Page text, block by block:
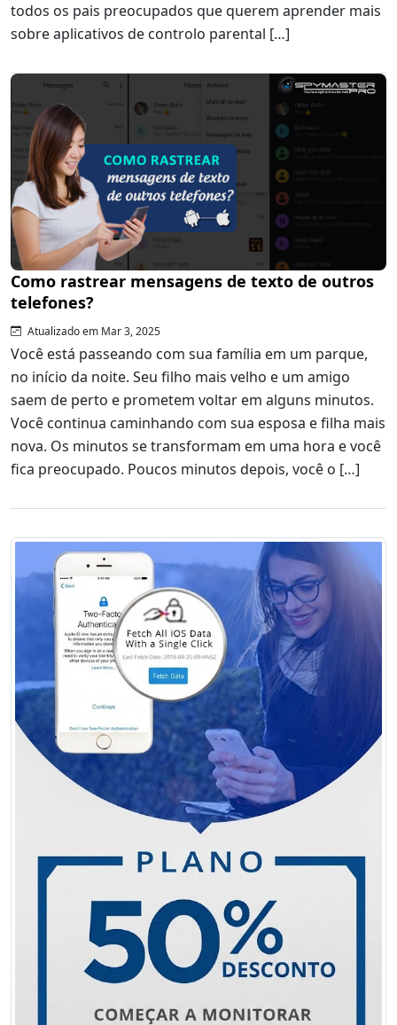
todos os pais preocupados que querem aprender mais
sobre aplicativos de controlo parental […]
Como rastrear mensagens de texto de outros
telefones?
Atualizado em Mar 3, 2025
Você está passeando com sua família em um parque,
no início da noite. Seu filho mais velho e um amigo
saem de perto e prometem voltar em alguns minutos.
Você continua caminhando com sua esposa e filha mais
nova. Os minutos se transformam em uma hora e você
fica preocupado. Poucos minutos depois, você o […]